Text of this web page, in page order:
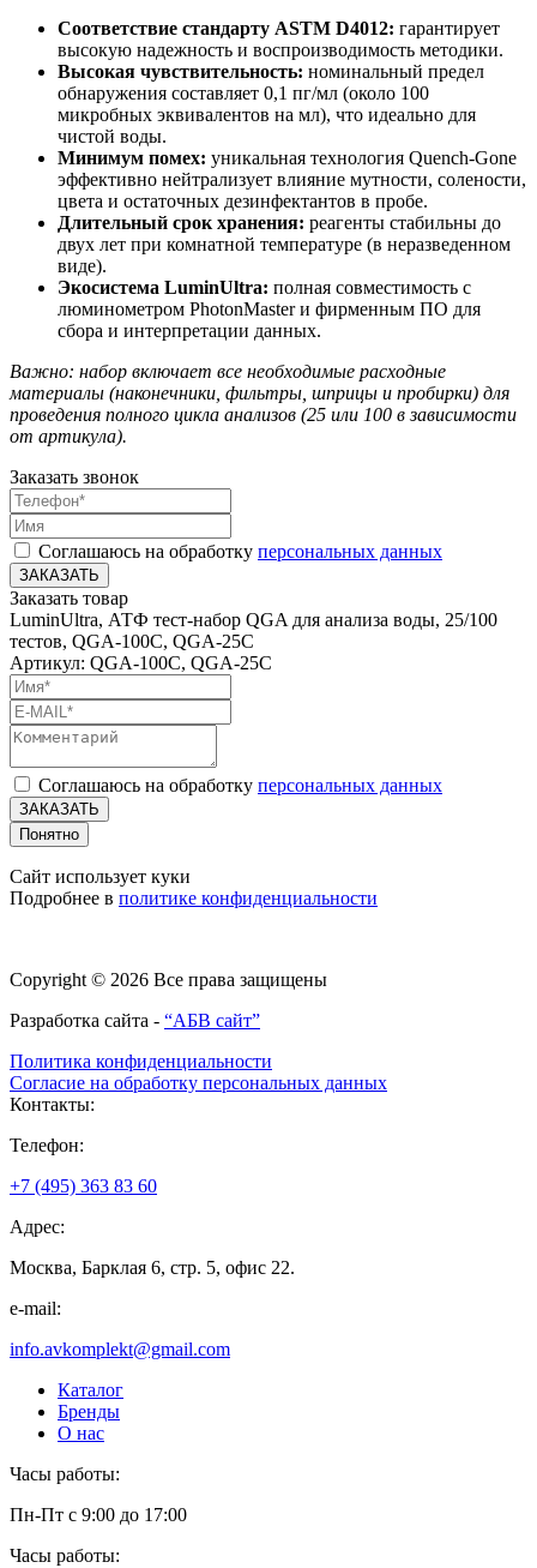
Соответствие стандарту ASTM D4012: гарантирует
высокую надежность и воспроизводимость методики.
Высокая чувствительность: номинальный предел
обнаружения составляет 0,1 пг/мл (около 100
микробных эквивалентов на мл), что идеально для
чистой воды.
Минимум помех: уникальная технология Quench-Gone
эффективно нейтрализует влияние мутности, солености,
цвета и остаточных дезинфектантов в пробе.
Длительный срок хранения: реагенты стабильны до
двух лет при комнатной температуре (в неразведенном
виде).
Экосистема LuminUltra: полная совместимость с
люминометром PhotonMaster и фирменным ПО для
сбора и интерпретации данных.
Важно: набор включает все необходимые расходные
материалы (наконечники, фильтры, шприцы и пробирки) для
проведения полного цикла анализов (25 или 100 в зависимости
от артикула).
Заказать звонок
Соглашаюсь на обработку персональных данных
ЗАКАЗАТЬ
Заказать товар
LuminUltra, АТФ тест-набор QGA для анализа воды, 25/100
тестов, QGA-100C, QGA-25C
Артикул: QGA-100C, QGA-25C
Соглашаюсь на обработку персональных данных
ЗАКАЗАТЬ
Понятно
Сайт использует куки
Подробнее в политике конфиденциальности
Copyright © 2026 Все права защищены
Разработка сайта - “АБВ сайт”
Политика конфиденциальности
Согласие на обработку персональных данных
Контакты:
Телефон:
+7 (495) 363 83 60
Адрес:
Москва, Барклая 6, стр. 5, офис 22.
e-mail:
info.avkomplekt@gmail.com
Каталог
Бренды
О нас
Часы работы:
Пн-Пт с 9:00 до 17:00
Часы работы: